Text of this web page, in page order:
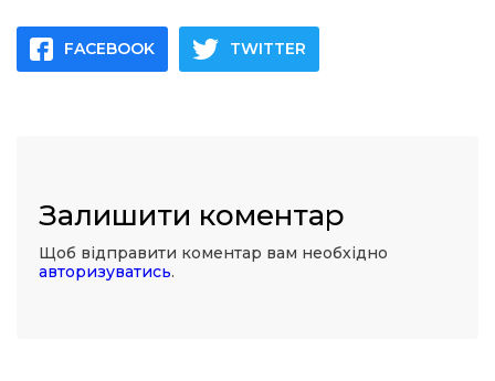
FACEBOOK TWITTER
Залишити коментар
Щоб відправити коментар вам необхідно
авторизуватись.